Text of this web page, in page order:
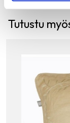
Tutustu